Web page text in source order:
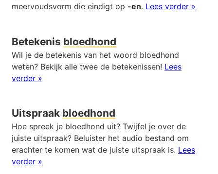
meervoudsvorm die eindigt op -en. Lees verder »
Betekenis bloedhond
Wil je de betekenis van het woord bloedhond
weten? Bekijk alle twee de betekenissen! Lees
verder »
Uitspraak bloedhond
Hoe spreek je bloedhond uit? Twijfel je over de
juiste uitspraak? Beluister het audio bestand om
erachter te komen wat de juiste uitspraak is. Lees
verder »